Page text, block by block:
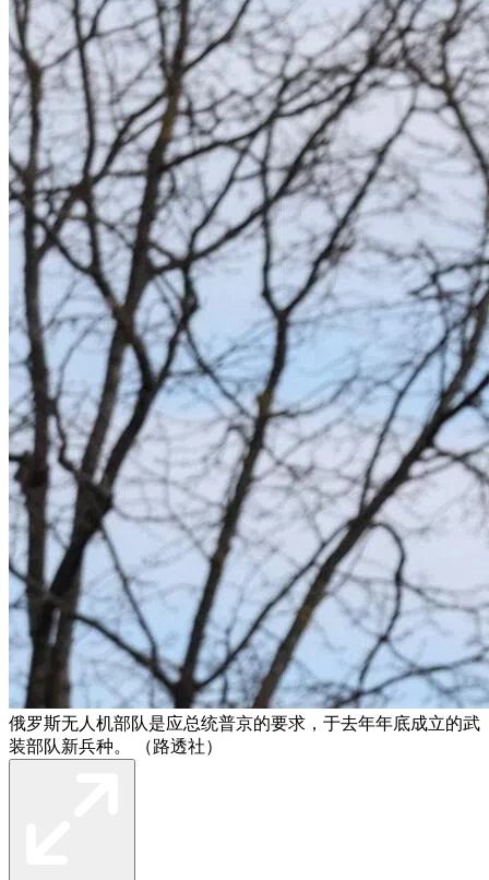
俄罗斯无人机部队是应总统普京的要求，于去年年底成立的武
装部队新兵种。 （路透社）